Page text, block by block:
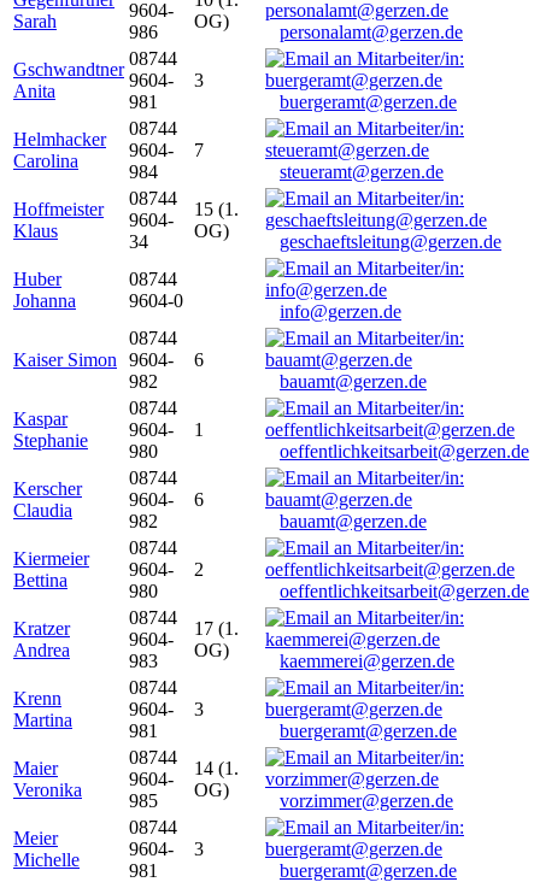
Sarah
9604-
986
OG)
personalamt@gerzen.de
Gschwandtner
Anita
08744
9604-
981
3
buergeramt@gerzen.de
Helmhacker
Carolina
08744
9604-
984
7
steueramt@gerzen.de
Hoffmeister
Klaus
08744
9604-
34
15 (1.
OG)
geschaeftsleitung@gerzen.de
Huber
Johanna
08744
9604-0
info@gerzen.de
Kaiser Simon
08744
9604-
982
6
bauamt@gerzen.de
Kaspar
Stephanie
08744
9604-
980
1
oeffentlichkeitsarbeit@gerzen.de
Kerscher
Claudia
08744
9604-
982
6
bauamt@gerzen.de
Kiermeier
Bettina
08744
9604-
980
2
oeffentlichkeitsarbeit@gerzen.de
Kratzer
Andrea
08744
9604-
983
17 (1.
OG)
kaemmerei@gerzen.de
Krenn
Martina
08744
9604-
981
3
buergeramt@gerzen.de
Maier
Veronika
08744
9604-
985
14 (1.
OG)
vorzimmer@gerzen.de
Meier
Michelle
08744
9604-
981
3
buergeramt@gerzen.de